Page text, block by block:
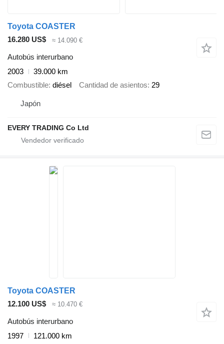
Toyota COASTER
16.280 US$
≈ 14.090 €
Autobús interurbano
2003
39.000 km
Combustible diésel Cantidad de asientos 29
Japón
EVERY TRADING Co Ltd
Toyota COASTER
12.100 US$
≈ 10.470 €
Autobús interurbano
1997
121.000 km